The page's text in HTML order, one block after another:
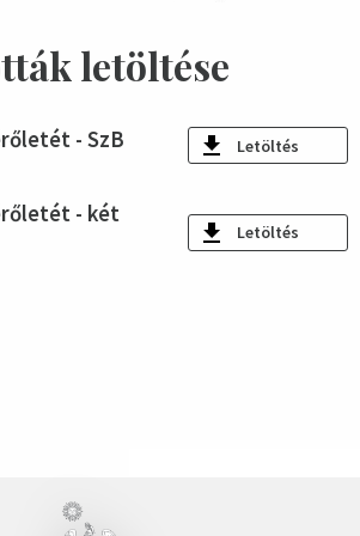
letöltése
- SzB Letöltés
- két
Letöltés